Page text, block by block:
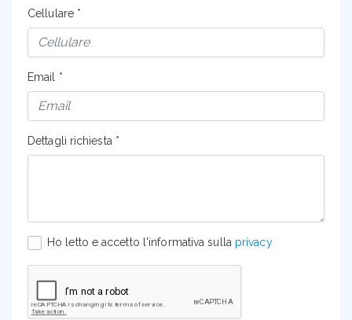
Cellulare *
Email *
Dettagli richiesta *
Ho letto e accetto l'informativa sulla privacy